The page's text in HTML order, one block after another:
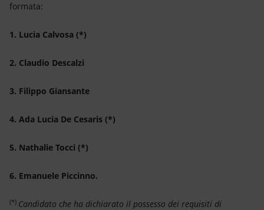
formata:
1. Lucia Calvosa (*)
2. Claudio Descalzi
3. Filippo Giansante
4. Ada Lucia De Cesaris (*)
5. Nathalie Tocci (*)
6. Emanuele Piccinno.
(*) Candidato che ha dichiarato il possesso dei requisiti di